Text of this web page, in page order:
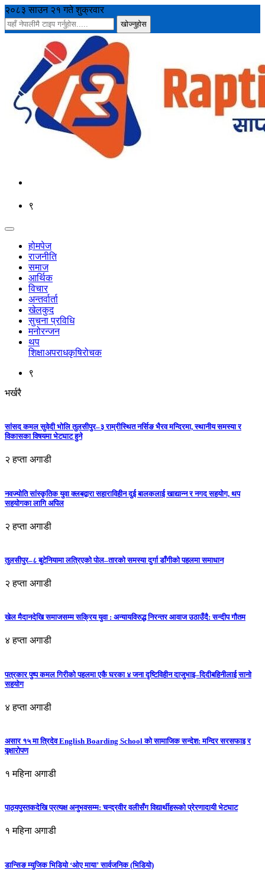
२०८३ साउन २१ गते शुक्रवार
९
होमपेज
राजनीति
समाज
आर्थिक
विचार
अन्तर्वार्ता
खेलकुद
सुचना प्रविधि
मनोरन्जन
थप
शिक्षाअपराधकृषिरोचक
९
भर्खरै
सांसद कमल सुवेदी भोलि तुलसीपुर–३ राम्रीस्थित नर्सिङ भैरव मन्दिरमा, स्थानीय समस्या र
विकासका विषयमा भेटघाट हुने
२ हप्ता अगाडी
नवज्योति सांस्कृतिक युवा क्लबद्वारा सहाराविहीन दुई बालकलाई खाद्यान्न र नगद सहयोग, थप
सहयोगका लागि अपिल
२ हप्ता अगाडी
तुलसीपुर–८ बुटेनियामा लत्रिएको पोल–तारको समस्या दुर्गा डाँगीको पहलमा समाधान
२ हप्ता अगाडी
खेल मैदानदेखि समाजसम्म सक्रिय युवा : अन्यायविरुद्ध निरन्तर आवाज उठाउँदै: सन्दीप गौतम
४ हप्ता अगाडी
पत्रकार पुष्प कमल गिरीको पहलमा एकै घरका ४ जना दृष्टिविहीन दाजुभाइ–दिदीबहिनीलाई सानो
सहयोग
४ हप्ता अगाडी
असार १५ मा त्रिदेव English Boarding School को सामाजिक सन्देश: मन्दिर सरसफाइ र
वृक्षारोपण
१ महिना अगाडी
पाठ्यपुस्तकदेखि प्रत्यक्ष अनुभवसम्म: चन्द्रवीर वलीसँग विद्यार्थीहरूको प्रेरणादायी भेटघाट
१ महिना अगाडी
डान्सिङ म्युजिक भिडियो ‘ओए माया’ सार्वजनिक (भिडियो)